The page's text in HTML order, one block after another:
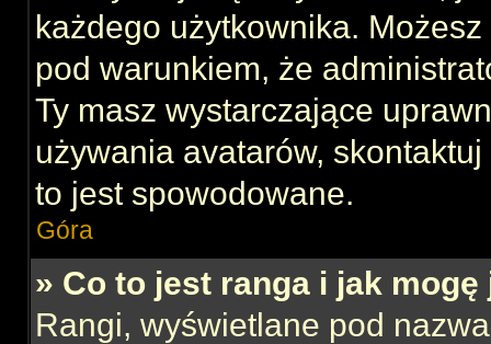
każdego użytkownika.
pod warunkiem, że
Ty masz wystarczające
używania avatarów,
to jest spowodowane.
Góra
» Co to jest ranga i jak mogę
Rangi, wyświetlane pod